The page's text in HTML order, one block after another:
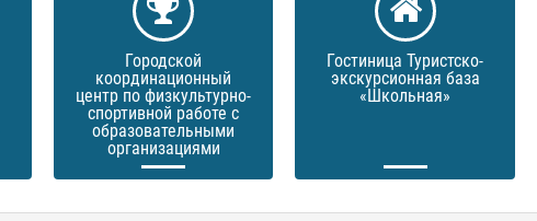
Городской
координационный
центр по физкультурно-
спортивной работе с
образовательными
организациями
Гостиница Туристско-
экскурсионная база
«Школьная»